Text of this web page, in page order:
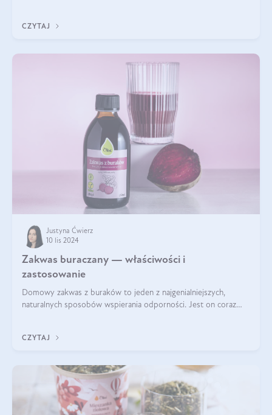
CZYTAJ
Justyna Ćwierz
10 lis 2024
Zakwas buraczany — właściwości i
zastosowanie
Domowy zakwas z buraków to jeden z najgenialniejszych,
naturalnych sposobów wspierania odporności. Jest on coraz
CZYTAJ